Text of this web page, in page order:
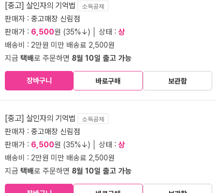
[중고] 살인자의 기억법 소득공제
판매자 : 중고매장 신림점
판매가 : 6,500원 (35%↓) │ 상태 : 상
배송비 : 2만원 미만 배송료 2,500원
지금 택배로 주문하면 8월 10일 출고 가능
장바구니 바로구매 보관함
[중고] 살인자의 기억법 소득공제
판매자 : 중고매장 신림점
판매가 : 6,500원 (35%↓) │ 상태 : 상
배송비 : 2만원 미만 배송료 2,500원
지금 택배로 주문하면 8월 10일 출고 가능